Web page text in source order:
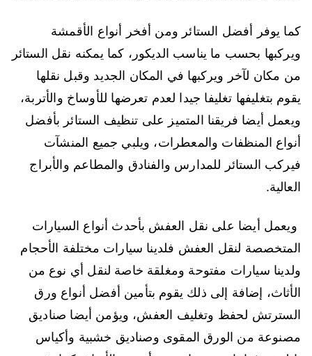
كما يوفر أفضل الستائر ومن أفخر أنواع الأقمشة
ويركبها بحسب ما يناسب الديكور، كما يمكنه نقل الستائر
من مكان لآخر ويركبها في المكان الجديد وقبل نقلها
يقوم بتغليفها تغليفا جيدا لعدم تعرضها للأوساخ والأتربة،
ويعمل أيضا فريقنا المتميز على تنظيف الستائر بأفضل
أنواع المنظفات والمعطرات، ويلبي جميع المنشآت
فيركب الستائر للمدارس والفنادق والمطاعم والأبراج
العالية.
ويعمل أيضا على نقل العفش بأحدث أنواع السيارات
المتخصصة لنقل العفش فلدينا سيارات مختلفة الأحجام
ولدينا سيارات مفتوحة ومغلقة خاصة لنقل أي نوع من
الأثاث، إضافة إلى ذلك يقوم بتأمين أفضل أنواع ورق
السترتش لحفظ وتغليف العفش، ويؤمن أيضا صناديق
مصنوعة من الورق المقوى وصناديق خشبية وأكياس